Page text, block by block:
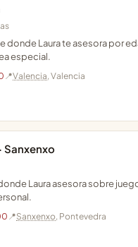
donde Laura te asesora por
especial.
📍Valencia, Valencia
Sanxenxo
Laura asesora sobre
📍Sanxenxo, Pontevedra